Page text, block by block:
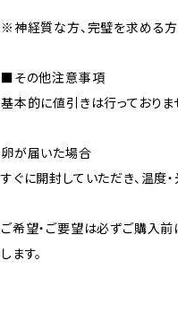
※神経質な方、完璧を求める方
■その他注意事項
基本的に値引きは行っておりま
卵が届いた場合
すぐに開封していただき、温度
ご希望・ご要望は必ずご購入
します。